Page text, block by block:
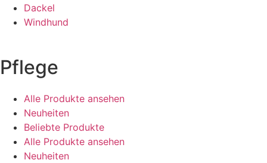
Dackel
Windhund
Pflege
Alle Produkte ansehen
Neuheiten
Beliebte Produkte
Alle Produkte ansehen
Neuheiten